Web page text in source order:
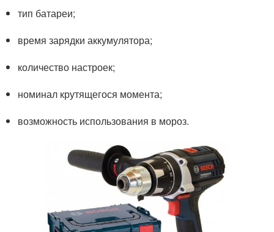
тип батареи;
время зарядки аккумулятора;
количество настроек;
номинал крутящегося момента;
возможность использования в мороз.